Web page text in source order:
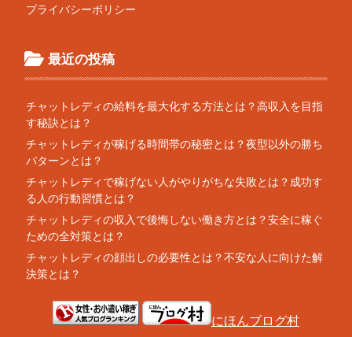
プライバシーポリシー
最近の投稿
チャットレディの給料を最大化する方法とは？高収入を目指
す秘訣とは？
チャットレディが稼げる時間帯の秘密とは？夜型以外の勝ち
パターンとは？
チャットレディで稼げない人がやりがちな失敗とは？成功す
る人の行動習慣とは？
チャットレディの収入で後悔しない働き方とは？安全に稼ぐ
ための全対策とは？
チャットレディの顔出しの必要性とは？不安な人に向けた解
決策とは？
にほんブログ村